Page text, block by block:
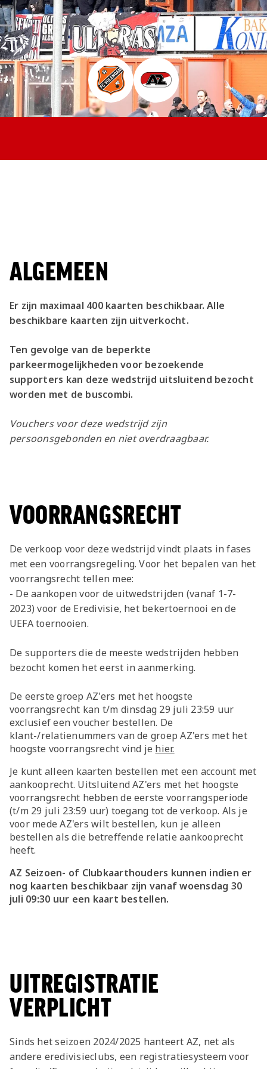
Jong AZ
Seizoenkaart
ALGEMEEN
Er zijn maximaal 400 kaarten beschikbaar. Alle
beschikbare kaarten zijn uitverkocht.
Ten gevolge van de beperkte
parkeermogelijkheden voor bezoekende
supporters kan deze wedstrijd uitsluitend bezocht
worden met de buscombi.
Vouchers voor deze wedstrijd zijn
persoonsgebonden en niet overdraagbaar.
VOORRANGSRECHT
De verkoop voor deze wedstrijd vindt plaats in fases
met een voorrangsregeling. Voor het bepalen van het
voorrangsrecht tellen mee:
- De aankopen voor de uitwedstrijden (vanaf 1-7-
2023) voor de Eredivisie, het bekertoernooi en de
UEFA toernooien.
De supporters die de meeste wedstrijden hebben
bezocht komen het eerst in aanmerking.
De eerste groep AZ'ers met het hoogste
voorrangsrecht kan t/m dinsdag 29 juli 23:59 uur
exclusief een voucher bestellen. De
klant-/relatienummers van de groep AZ'ers met het
hoogste voorrangsrecht vind je hier.
Je kunt alleen kaarten bestellen met een account met
aankooprecht. Uitsluitend AZ'ers met het hoogste
voorrangsrecht hebben de eerste voorrangsperiode
(t/m 29 juli 23:59 uur) toegang tot de verkoop. Als je
voor mede AZ'ers wilt bestellen, kun je alleen
bestellen als die betreffende relatie aankooprecht
heeft.
AZ Seizoen- of Clubkaarthouders kunnen indien er
nog kaarten beschikbaar zijn vanaf woensdag 30
juli 09:30 uur een kaart bestellen.
UITREGISTRATIE
VERPLICHT
Sinds het seizoen 2024/2025 hanteert AZ, net als
andere eredivisieclubs, een registratiesysteem voor